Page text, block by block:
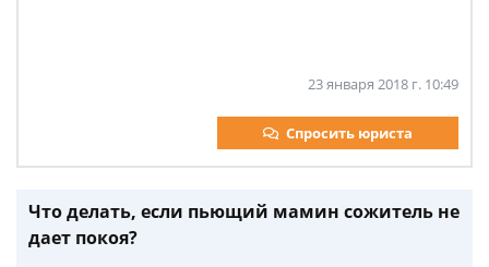
23 января 2018 г. 10:49
Спросить юриста
Что делать, если пьющий мамин сожитель не
дает покоя?